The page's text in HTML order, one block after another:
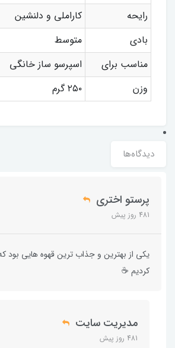
رایحه
کاراملی و دلنشین
بادی
متوسط
مناسب برای
اسپرسو ساز خانگی
وزن
۲۵۰ گرم
دیدگاه‌ها
پرستو اختری
481 روز پیش
یکی از بهترین و جذاب ترین قهوه هایی بود
کردیم ☕️
مدیریت سایت
481 روز پیش